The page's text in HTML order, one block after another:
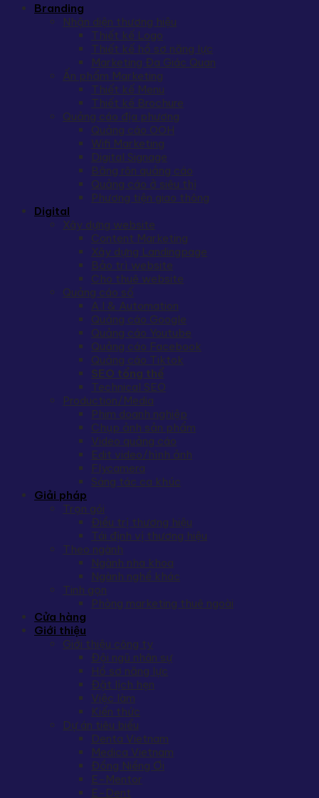
Branding
Nhận diện thương hiệu
Thiết kế Logo
Thiết kế hồ sơ năng lực
Marketing Đa Giác Quan
Ấn phẩm Marketing
Thiết kế Menu
Thiết kế Brochure
Quảng cáo địa phương
Quảng cáo OOH
Wifi Marketing
Digital Signage
Băng rôn quảng cáo
Quảng cáo ở siêu thị
Phương tiện giao thông
Digital
Xây dựng website
Content Marketing
Xây dựng Landingpage
Bảo trì website
Cho thuê website
Quảng cáo số
A.I & Automation
Quảng cáo Google
Quảng cáo Youtube
Quảng cáo Facebook
Quảng cáo Tiktok
SEO tổng thể
Technical SEO
Production/Media
Phim doanh nghiệp
Chụp ảnh sản phẩm
Video quảng cáo
Edit video/hình ảnh
Flycamera
Sáng tác ca khúc
Giải pháp
Trọn gói
Điều trị thương hiệu
Tái định vị thương hiệu
Theo ngành
Ngành nha khoa
Ngành nghề khác
Tinh gọn
Phòng marketing thuê ngoài
Cửa hàng
Giới thiệu
Giới thiệu công ty
Đội ngũ nhân sự
Hồ sơ năng lực
Đặt lịch hẹn
Việc làm
Kiến thức
Dự án tiêu biểu
Denta Vietnam
Medica Vietnam
Đồng Niềng Ơi
E-Mentor
E-Dent